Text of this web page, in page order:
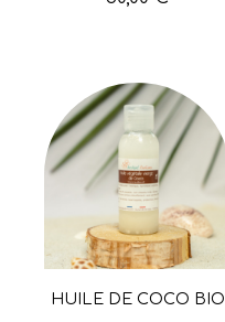
Aperçu rapide
HUILE DE COCO BIO